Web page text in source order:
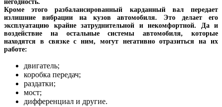
негодность.
Кроме этого разбалансированный карданный вал передает
излишние вибрации на кузов автомобиля. Это делает его
эксплуатацию крайне затруднительной и некомфортной. Да и
воздействие на остальные системы автомобиля, которые
находятся в связке с ним, могут негативно отразиться на их
работе:
двигатель;
коробка передач;
раздатки;
мост;
дифференциал и другие.